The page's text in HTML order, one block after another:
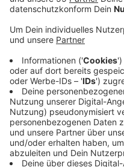
Veröffentlicht:Mittwoch,
Anzeige
Der Düsseldorfer
autofreie Innenstadt mit
Einsatzkräften oder
Rheinische Post. Dazu
durch Anwohner an der
Carlstadt soll es